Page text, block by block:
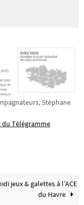
Stéphane
du Télégramme
jeux & galettes à l’ACE
du Havre